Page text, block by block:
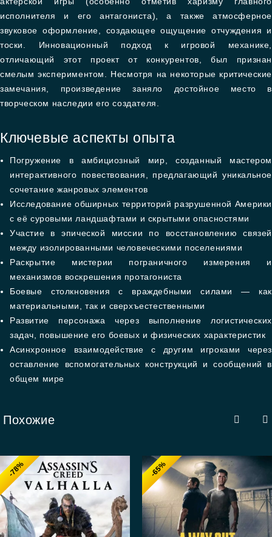
исполнителя и его антагониста), а также атмосферное
звуковое оформление, создающее ощущение отчуждения и
тоски. Инновационный подход к игровой механике,
отличающий этот проект от конкурентов, был признан
смелым экспериментом. Несмотря на некоторые критические
замечания, произведение заняло достойное место в
творческом наследии его создателя.
Ключевые аспекты опыта
Погружение в амбициозный мир, созданный мастером
интерактивного повествования, предлагающий уникальное
сочетание жанровых элементов
Исследование обширных территорий разрушенной Америки
с её суровыми ландшафтами и скрытыми опасностями
Участие в эпической миссии по восстановлению связей
между изолированными человеческими поселениями
Раскрытие мистерии пограничного измерения и
механизмов воскрешения протагониста
Боевые столкновения с враждебными силами — как
материальными, так и сверхъестественными
Развитие персонажа через выполнение логистических
задач, повышение его боевых и физических характеристик
Асинхронное взаимодействие с другим игроками через
оставление вспомогательных конструкций и сообщений в
общем мире
Похожие
-78% -65%